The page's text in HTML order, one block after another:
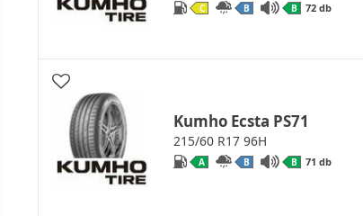
C B B 72 db
Kumho Ecsta PS71
215/60 R17 96H
A B B 71 db